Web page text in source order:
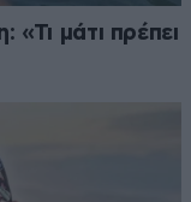
μάτι πρέπει